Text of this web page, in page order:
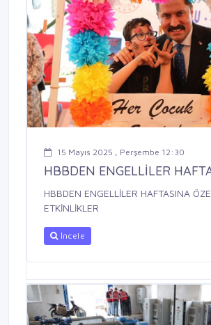
15 Mayıs 2025 , Perşembe 12:30
HBBDEN ENGELLİLER
HBBDEN ENGELLİLER HAFTASINA
ETKİNLİKLER
İncele